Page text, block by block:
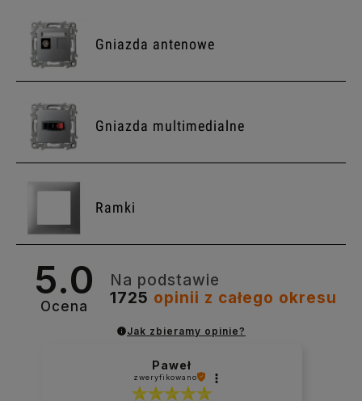
Gniazda antenowe
Gniazda multimedialne
Ramki
5.0
Ocena
Na podstawie
1725 opinii z całego okresu
Jak zbieramy opinie?
Paweł
zweryfikowano